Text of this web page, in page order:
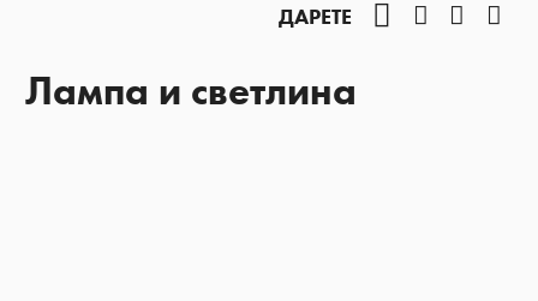
ДАРЕТЕ FacebookInstagram
Лампа и светлина